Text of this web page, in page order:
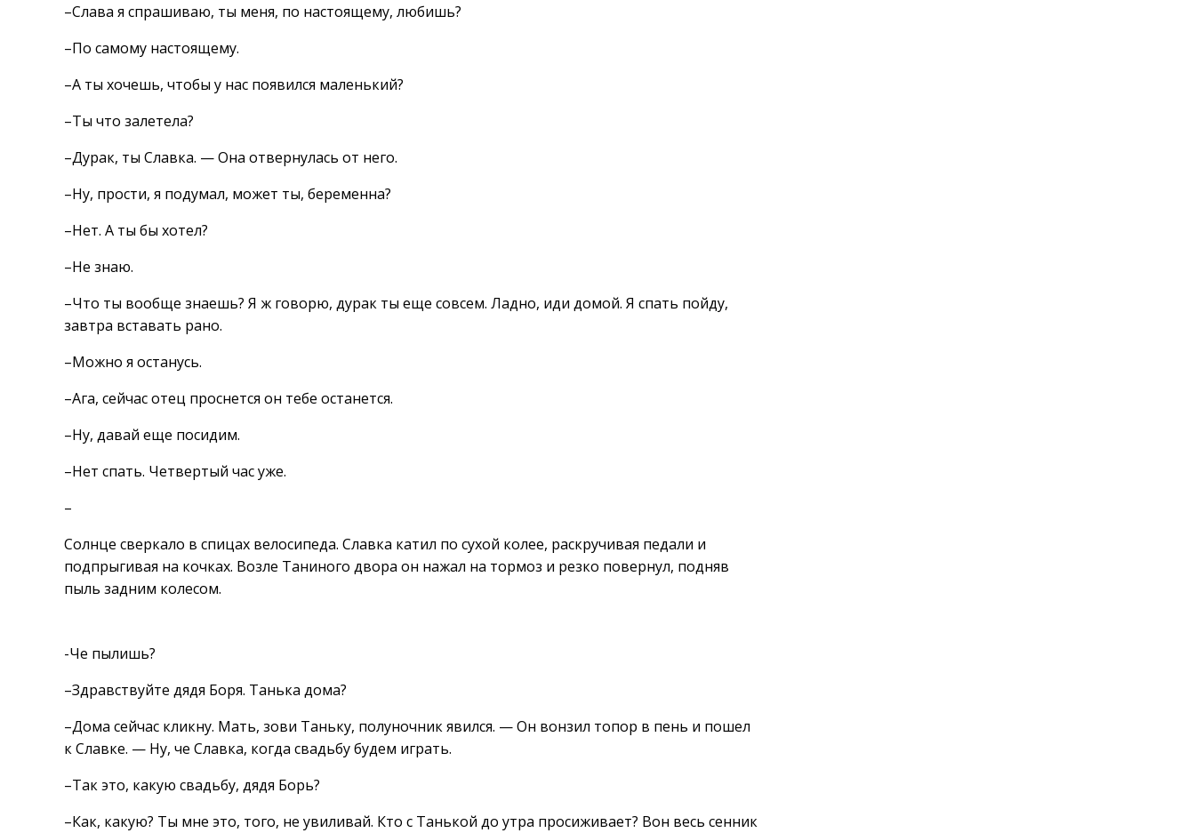
–Слава я спрашиваю, ты меня, по настоящему, любишь?
–По самому настоящему.
–А ты хочешь, чтобы у нас появился маленький?
–Ты что залетела?
–Дурак, ты Славка. — Она отвернулась от него.
–Ну, прости, я подумал, может ты, беременна?
–Нет. А ты бы хотел?
–Не знаю.
–Что ты вообще знаешь? Я ж говорю, дурак ты еще совсем. Ладно, иди домой. Я спать пойду,
завтра вставать рано.
–Можно я останусь.
–Ага, сейчас отец проснется он тебе останется.
–Ну, давай еще посидим.
–Нет спать. Четвертый час уже.
–
Солнце сверкало в спицах велосипеда. Славка катил по сухой колее, раскручивая педали и
подпрыгивая на кочках. Возле Таниного двора он нажал на тормоз и резко повернул, подняв
пыль задним колесом.
-Че пылишь?
–Здравствуйте дядя Боря. Танька дома?
–Дома сейчас кликну. Мать, зови Таньку, полуночник явился. — Он вонзил топор в пень и пошел
к Славке. — Ну, че Славка, когда свадьбу будем играть.
–Так это, какую свадьбу, дядя Борь?
–Как, какую? Ты мне это, того, не увиливай. Кто с Танькой до утра просиживает? Вон весь сенник